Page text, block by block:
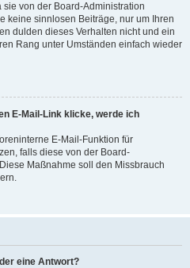
von der Board-Administration
keine sinnlosen Beiträge, nur um Ihren
dulden dieses Verhalten nicht und ein
Rang unter Umständen einfach wieder
E-Mail-Link klicke, werde ich
E-Mail-Funktion für
falls diese von der Board-
Maßnahme soll den Missbrauch
eine Antwort?